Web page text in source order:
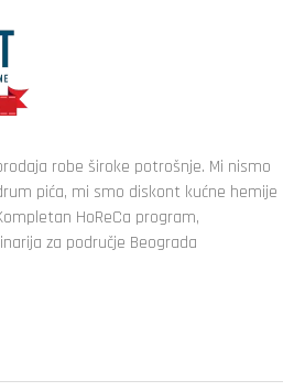
robe široke potrošnje. Mi nismo
pića, mi smo diskont kućne hemije
HoReCa program,
za područje Beograda